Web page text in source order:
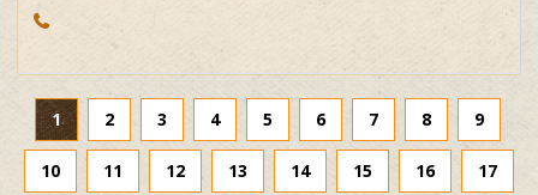
1 2 3 4 5 6 7 8 9
10 11 12 13 14 15 16 17